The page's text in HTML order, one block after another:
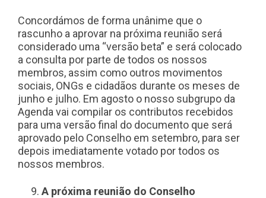
Concordámos de forma unânime que o
rascunho a aprovar na próxima reunião será
considerado uma “versão beta” e será colocado
a consulta por parte de todos os nossos
membros, assim como outros movimentos
sociais, ONGs e cidadãos durante os meses de
junho e julho. Em agosto o nosso subgrupo da
Agenda vai compilar os contributos recebidos
para uma versão final do documento que será
aprovado pelo Conselho em setembro, para ser
depois imediatamente votado por todos os
nossos membros.
A próxima reunião do Conselho